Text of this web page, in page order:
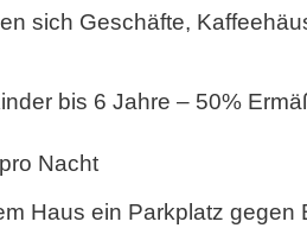
sich Geschäfte,
bis 6 Jahre – 50%
Nacht
Haus ein Parkplatz gegen